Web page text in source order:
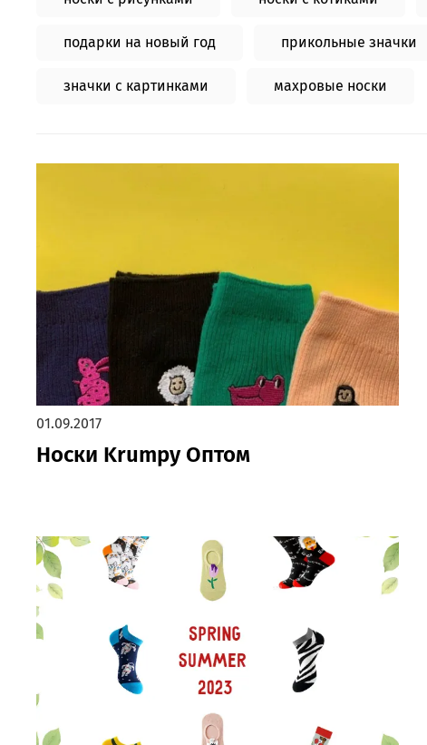
подарки на новый год прикольные значки
значки с картинками махровые носки
01.09.2017
Носки Krumpy Оптом